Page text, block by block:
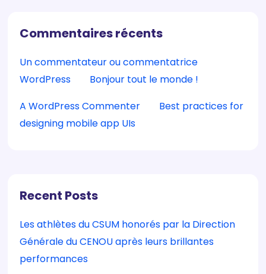
Commentaires récents
Un commentateur ou commentatrice
WordPress
Bonjour tout le monde !
A WordPress Commenter
Best practices for
designing mobile app UIs
Recent Posts
Les athlètes du CSUM honorés par la Direction
Générale du CENOU après leurs brillantes
performances